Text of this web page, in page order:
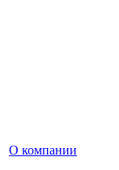
О компании